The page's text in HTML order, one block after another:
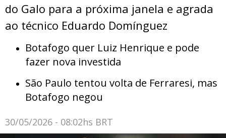
do Galo para a próxima janela e agrada
ao técnico Eduardo Domínguez
Botafogo quer Luiz Henrique e pode
fazer nova investida
São Paulo tentou volta de Ferraresi, mas
Botafogo negou
30/05/2026 - 08:02hs BRT